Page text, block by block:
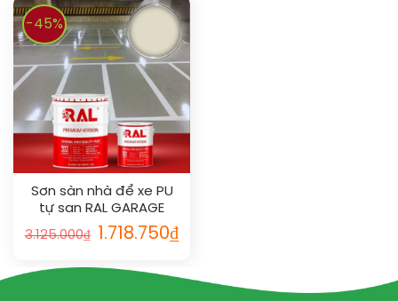
-45%
Sơn sàn nhà để xe PU
tự san RAL GARAGE
SHIELD SL 1013
3.125.000₫ 1.718.750₫